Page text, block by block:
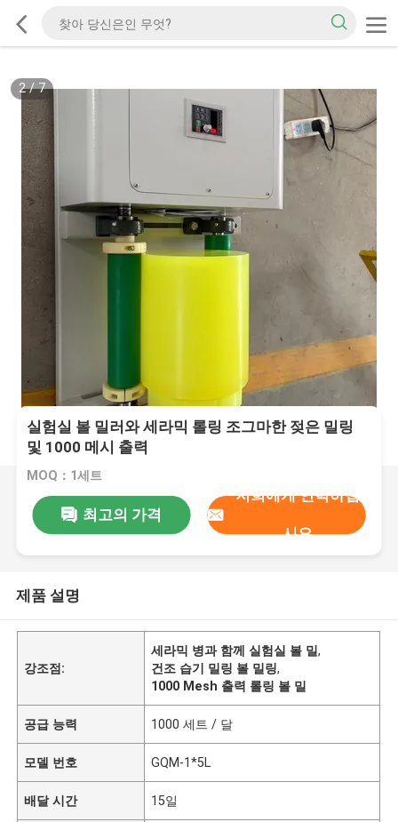
2/7
실험실 볼 밀러와 세라믹 롤링 조그마한 젖은 밀링
및 1000 메시 출력
MOQ：1세트
최고의 가격
저희에게 연락하십
시오
제품 설명
강조점:
세라믹 병과 함께 실험실 볼 밀,
건조 습기 밀링 볼 밀링,
1000 Mesh 출력 롤링 볼 밀
공급 능력 1000 세트 / 달
모델 번호 GQM-1*5L
배달 시간 15일